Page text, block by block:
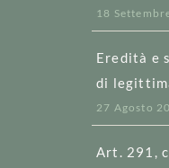
18
Eredità e
di
27 Agosto
Art. 291,